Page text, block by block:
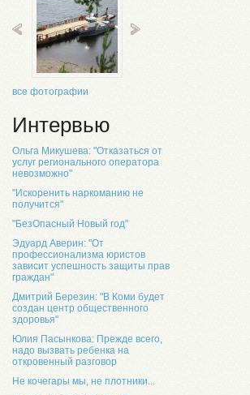
все фотографии
Интервью
Ольга Микушева: "Отказаться от
услуг регионального оператора
невозможно"
"Искоренить наркоманию не
получится"
"БезОпасный Новый год"
Эдуард Аверин: "От
профессионализма юристов
зависит успешность защиты прав
граждан"
Дмитрий Березин: "В Коми будет
создан центр общественного
здоровья"
Юлия Пасынкова: Прежде всего,
надо вызвать ребенка на
откровенный разговор
Не кочегары мы, не плотники...